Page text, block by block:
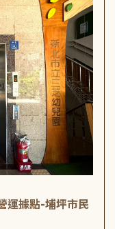
運據點-埔坪市民